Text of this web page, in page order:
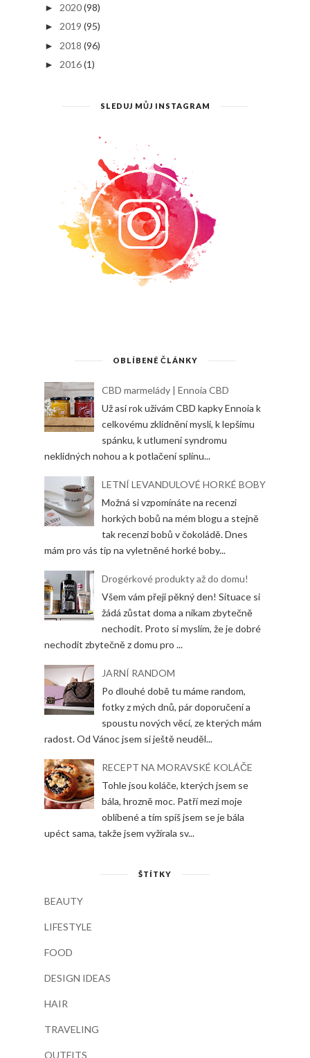
► 2020(98)
► 2019 (95)
► 2018 (96)
► 2016(1)
SLEDUJ MŮJ INSTAGRAM
OBLÍBENÉ ČLÁNKY
CBD marmelády | Ennoia CBD
Už asi rok užívám CBD kapky Ennoia k
celkovému zklidnění mysli, k lepšímu
spánku, k utlumení syndromu
neklidných nohou a k potlačení splínu...
LETNÍ LEVANDULOVÉ HORKÉ BOBY
Možná si vzpomínáte na recenzi
horkých bobů na mém blogu a stejně
tak recenzi bobů v čokoládě. Dnes
mám pro vás tip na vyletněné horké boby...
Drogérkové produkty až do domu!
Všem vám přeji pěkný den! Situace si
žádá zůstat doma a nikam zbytečně
nechodit. Proto si myslím, že je dobré
nechodit zbytečně z domu pro ...
JARNÍ RANDOM
Po dlouhé době tu máme random,
fotky z mých dnů, pár doporučení a
spoustu nových věcí, ze kterých mám
radost. Od Vánoc jsem si ještě neuděl...
RECEPT NA MORAVSKÉ KOLÁČE
Tohle jsou koláče, kterých jsem se
bála, hrozně moc. Patří mezi moje
oblíbené a tím spíš jsem se je bála
upéct sama, takže jsem vyžírala sv...
ŠTÍTKY
BEAUTY
LIFESTYLE
FOOD
DESIGN IDEAS
HAIR
TRAVELING
OUTFITS